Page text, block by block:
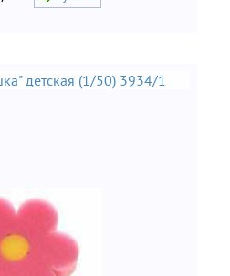
детская (1/50) 3934/1